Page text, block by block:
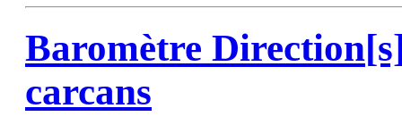
Baromètre Direction
carcans